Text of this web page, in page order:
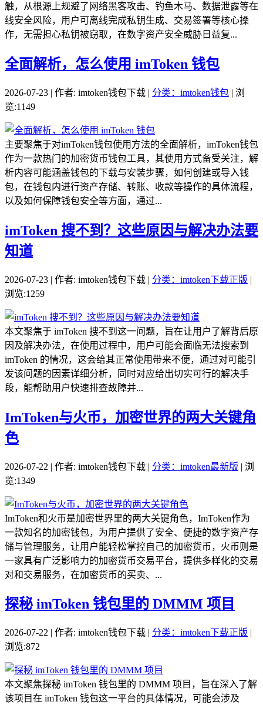
触，从根源上规避了网络黑客攻击、钓鱼木马、数据泄露等在
线安全风险，用户可离线完成私钥生成、交易签署等核心操
作，无需担心私钥被窃取，在数字资产安全威胁日益复...
全面解析，怎么使用 imToken 钱包
2026-07-23 | 作者: imtoken钱包下载 | 分类：imtoken钱包 | 浏
览:1149
主要聚焦于对imToken钱包使用方法的全面解析，imToken钱包
作为一款热门的加密货币钱包工具，其使用方式备受关注，解
析内容可能涵盖钱包的下载与安装步骤，如何创建或导入钱
包，在钱包内进行资产存储、转账、收款等操作的具体流程，
以及如何保障钱包安全等方面，通过...
imToken 搜不到？这些原因与解决办法要
知道
2026-07-23 | 作者: imtoken钱包下载 | 分类：imtoken下载正版 |
浏览:1259
本文聚焦于 imToken 搜不到这一问题，旨在让用户了解背后原
因及解决办法，在使用过程中，用户可能会面临无法搜索到
imToken 的情况，这会给其正常使用带来不便，通过对可能引
发该问题的因素详细分析，同时对应给出切实可行的解决手
段，能帮助用户快速排查故障并...
ImToken与火币，加密世界的两大关键角
色
2026-07-22 | 作者: imtoken钱包下载 | 分类：imtoken最新版 | 浏
览:1349
ImToken和火币是加密世界里的两大关键角色，ImToken作为
一款知名的加密钱包，为用户提供了安全、便捷的数字资产存
储与管理服务，让用户能轻松掌控自己的加密货币，火币则是
一家具有广泛影响力的加密货币交易平台，提供多样化的交易
对和交易服务，在加密货币的买卖、...
探秘 imToken 钱包里的 DMMM 项目
2026-07-22 | 作者: imtoken钱包下载 | 分类：imtoken下载正版 |
浏览:872
本文聚焦探秘 imToken 钱包里的 DMMM 项目，旨在深入了解
该项目在 imToken 钱包这一平台的具体情况，可能会涉及